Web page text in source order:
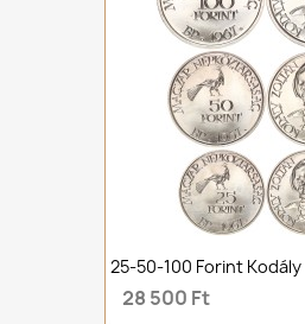
25-50-100 Forint Kodály
28 500 Ft